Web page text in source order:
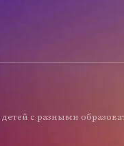
с разными